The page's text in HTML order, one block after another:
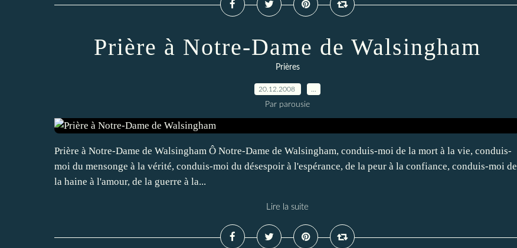
Prière à Notre-Dame de Walsingham
Prières
20.12.2008
Par parousie
Prière à Notre-Dame de Walsingham Ô Notre-Dame de Walsingham, conduis-moi de la mort à la vie, conduis-
moi du mensonge à la vérité, conduis-moi du désespoir à l'espérance, de la peur à la confiance, conduis-moi de
la haine à l'amour, de la guerre à la...
Lire la suite